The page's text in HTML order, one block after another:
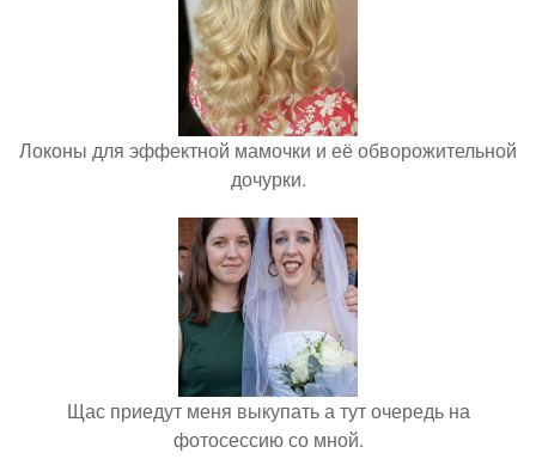
Локоны для эффектной мамочки и её обворожительной
дочурки.
Щас приедут меня выкупать а тут очередь на
фотосессию со мной.